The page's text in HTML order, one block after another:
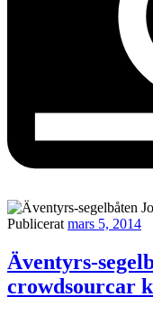
Publicerat mars 5, 2014
Äventyrs-
crowdsourcar